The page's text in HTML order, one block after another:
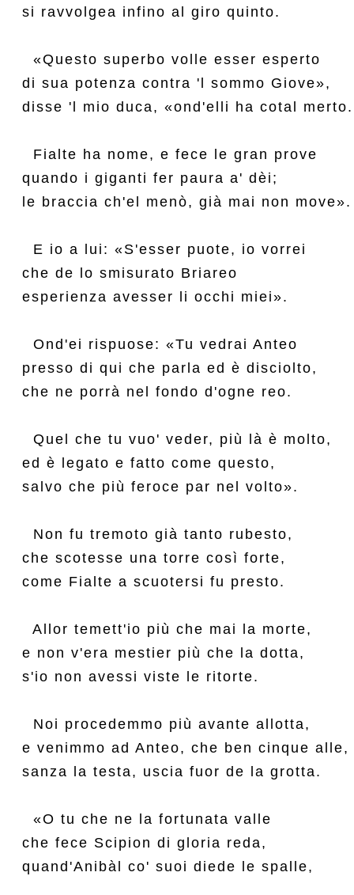
si ravvolgea infino al giro quinto.
  «Questo superbo volle esser esperto
di sua potenza contra 'l sommo Giove»,
disse 'l mio duca, «ond'elli ha cotal merto.
  Fialte ha nome, e fece le gran prove
quando i giganti fer paura a' dèi;
le braccia ch'el menò, già mai non move».
  E io a lui: «S'esser puote, io vorrei
che de lo smisurato Briareo
esperienza avesser li occhi miei».
  Ond'ei rispuose: «Tu vedrai Anteo
presso di qui che parla ed è disciolto,
che ne porrà nel fondo d'ogne reo.
  Quel che tu vuo' veder, più là è molto,
ed è legato e fatto come questo,
salvo che più feroce par nel volto».
  Non fu tremoto già tanto rubesto,
che scotesse una torre così forte,
come Fialte a scuotersi fu presto.
  Allor temett'io più che mai la morte,
e non v'era mestier più che la dotta,
s'io non avessi viste le ritorte.
  Noi procedemmo più avante allotta,
e venimmo ad Anteo, che ben cinque alle,
sanza la testa, uscia fuor de la grotta.
  «O tu che ne la fortunata valle
che fece Scipion di gloria reda,
quand'Anibàl co' suoi diede le spalle,